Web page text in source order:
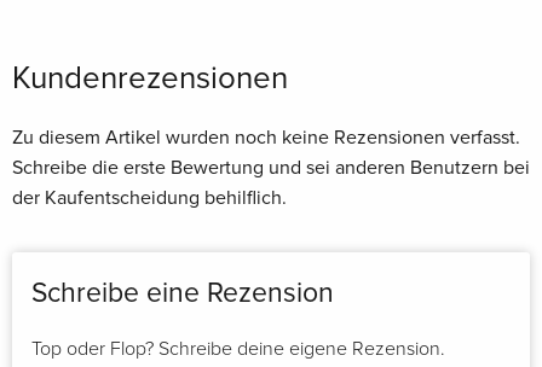
Kundenrezensionen
Zu diesem Artikel wurden noch keine Rezensionen verfasst.
Schreibe die erste Bewertung und sei anderen Benutzern bei
der Kaufentscheidung behilflich.
Schreibe eine Rezension
Top oder Flop? Schreibe deine eigene Rezension.